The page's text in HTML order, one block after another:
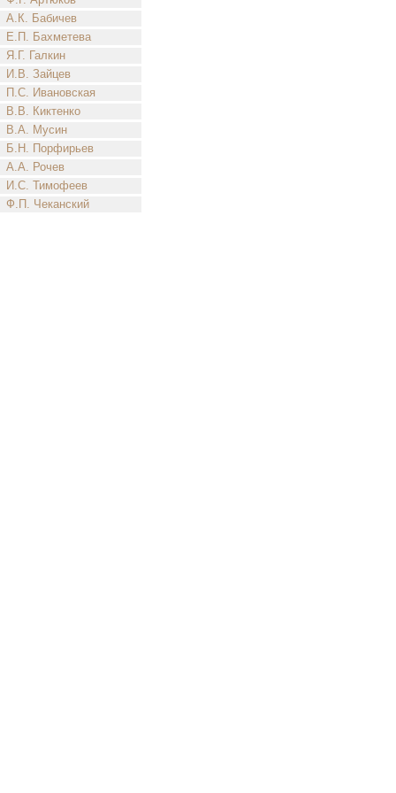
А.К. Бабичев
Е.П. Бахметева
Я.Г. Галкин
И.В. Зайцев
П.С. Ивановская
В.В. Киктенко
В.А. Мусин
Б.Н. Порфирьев
А.А. Рочев
И.С. Тимофеев
Ф.П. Чеканский